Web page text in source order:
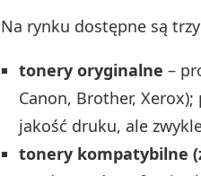
Na rynku dostępne są
tonery oryginalne –
Canon, Brother, Xerox);
jakość druku, ale
tonery kompatybilne